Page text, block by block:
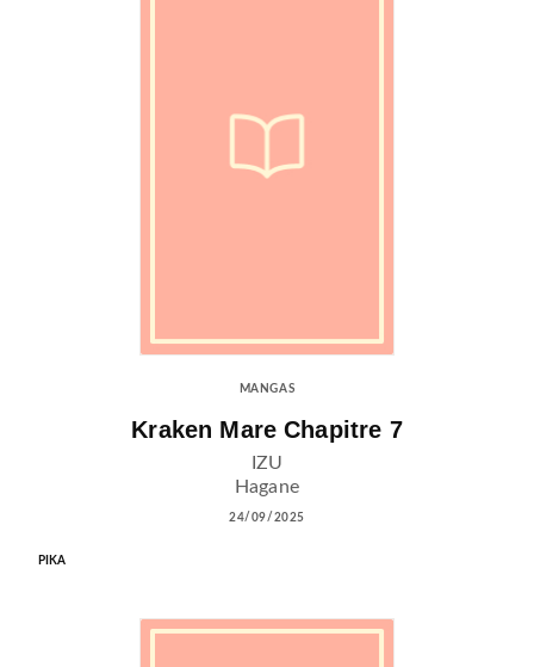
MANGAS
Kraken Mare Chapitre 7
IZU
Hagane
24/09/2025
PIKA